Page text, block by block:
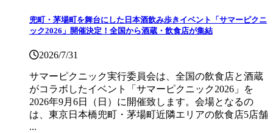
兜町・茅場町を舞台にした日本酒飲み歩きイベント「サマーピクニ
ック2026」開催決定！全国から酒蔵・飲食店が集結
2026/7/31
サマーピクニック実⾏委員会は、全国の飲⾷店と酒蔵
がコラボしたイベント「サマーピクニック2026」を
2026年9月6日（日）に開催致します。会場となるの
は、東京日本橋兜町・茅場町近隣エリアの飲食店5店舗
...